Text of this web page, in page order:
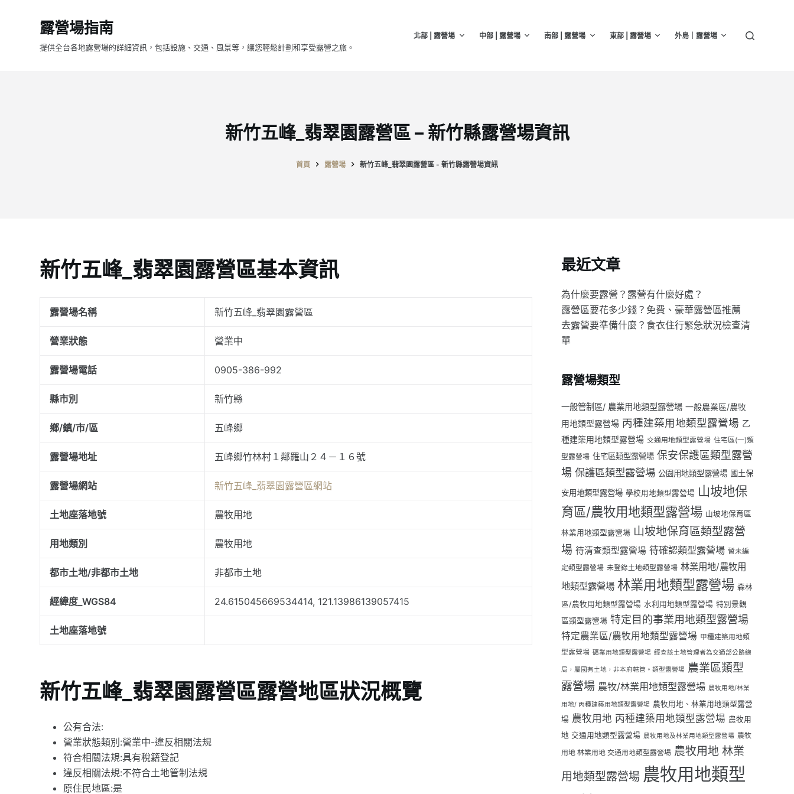
露營場指南
提供全台各地露營場的詳細資訊，包括設施、交通、風景等，讓您輕鬆計劃和享受露營之旅。
北部 | 露營場 中部 | 露營場 南部 | 露營場 東部 | 露營場 外島｜露營場
新竹五峰_翡翠園露營區 – 新竹縣露營場資訊
首頁 露營場 新竹五峰_翡翠園露營區 - 新竹縣露營場資訊
新竹五峰_翡翠園露營區基本資訊
露營場名稱 新竹五峰_翡翠園露營區
營業狀態 營業中
露營場電話 0905-386-992
縣市別 新竹縣
鄉/鎮/市/區 五峰鄉
露營場地址 五峰鄉竹林村１鄰羅山２４－１６號
露營場網站 新竹五峰_翡翠園露營區網站
土地座落地號 農牧用地
用地類別 農牧用地
都市土地/非都市土地 非都市土地
經緯度_WGS84 24.615045669534414, 121.13986139057415
土地座落地號
新竹五峰_翡翠園露營區露營地區狀況概覽
公有合法:
營業狀態類別:營業中-違反相關法規
符合相關法規:具有稅籍登記
違反相關法規:不符合土地管制法規
原住民地區:是
最近文章
為什麼要露營？露營有什麼好處？
露營區要花多少錢？免費、豪華露營區推薦
去露營要準備什麼？食衣住行緊急狀況檢查清
單
露營場類型
一般管制區/ 農業用地類型露營場 一般農業區/農牧
用地類型露營場 丙種建築用地類型露營場 乙
種建築用地類型露營場 交通用地類型露營場 住宅區(一)類
型露營場 住宅區類型露營場 保安保護區類型露營
場 保護區類型露營場 公園用地類型露營場 國土保
安用地類型露營場 學校用地類型露營場 山坡地保
育區/農牧用地類型露營場 山坡地保育區
林業用地類型露營場 山坡地保育區類型露營
場 待清查類型露營場 待確認類型露營場 暫未編
定類型露營場 未登錄土地類型露營場 林業用地/農牧用
地類型露營場 林業用地類型露營場 森林
區/農牧用地類型露營場 水利用地類型露營場 特別景觀
區類型露營場 特定目的事業用地類型露營場
特定農業區/農牧用地類型露營場 甲種建築用地類
型露營場 礦業用地類型露營場 經查該土地管理者為交通部公路總
局，屬國有土地，非本府轄管。類型露營場 農業區類型
露營場 農牧/林業用地類型露營場 農牧用地/林業
用地/ 丙種建築用地類型露營場 農牧用地、林業用地類型露營
場 農牧用地 丙種建築用地類型露營場 農牧用
地 交通用地類型露營場 農牧用地及林業用地類型露營場 農牧
用地 林業用地 交通用地類型露營場 農牧用地 林業
用地類型露營場 農牧用地類型